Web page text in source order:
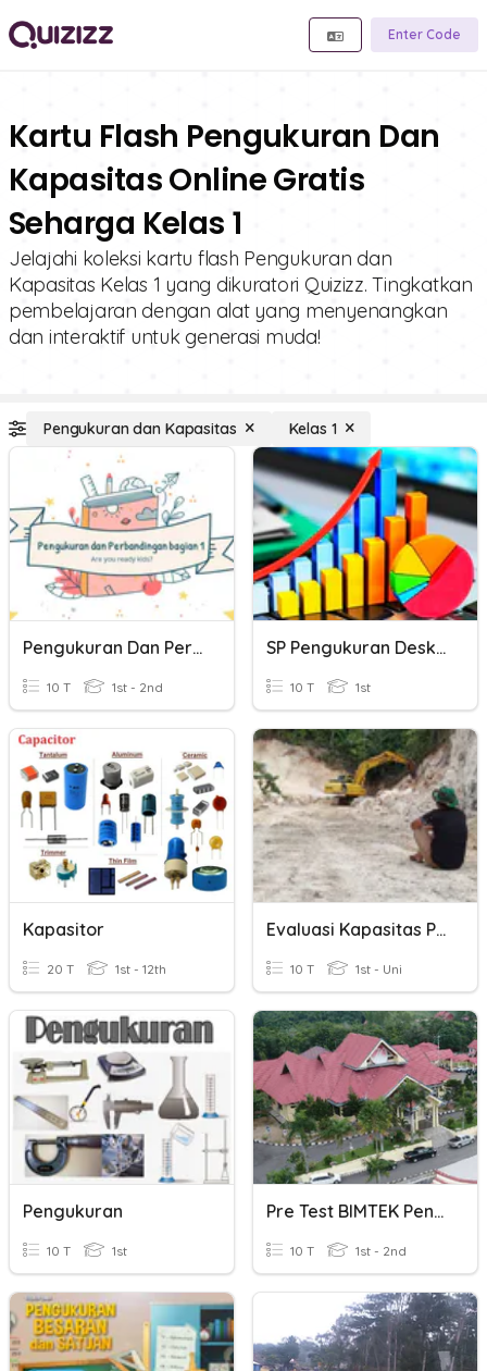
Enter Code
Kartu Flash Pengukuran Dan
Kapasitas Online Gratis
Seharga Kelas 1
Jelajahi koleksi kartu flash Pengukuran dan
Kapasitas Kelas 1 yang dikuratori Quizizz. Tingkatkan
pembelajaran dengan alat yang menyenangkan
dan interaktif untuk generasi muda!
Pengukuran dan Kapasitas Kelas 1
Pengukuran Dan Perbandingan
10 T 1st - 2nd
SP Pengukuran Deskripsi , Permutasi Dan Kombinasi
10 T 1st
Kapasitor
20 T 1st - 12th
Evaluasi Kapasitas Pemahaman Pengawas Jalan
10 T 1st - Uni
Pengukuran
10 T 1st
Pre Test BIMTEK Peningkatan Kapasitas Aparatur
10 T 1st - 2nd